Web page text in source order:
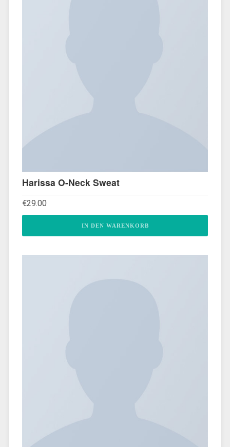
Harissa O-Neck Sweat
€29.00
IN DEN WARENKORB